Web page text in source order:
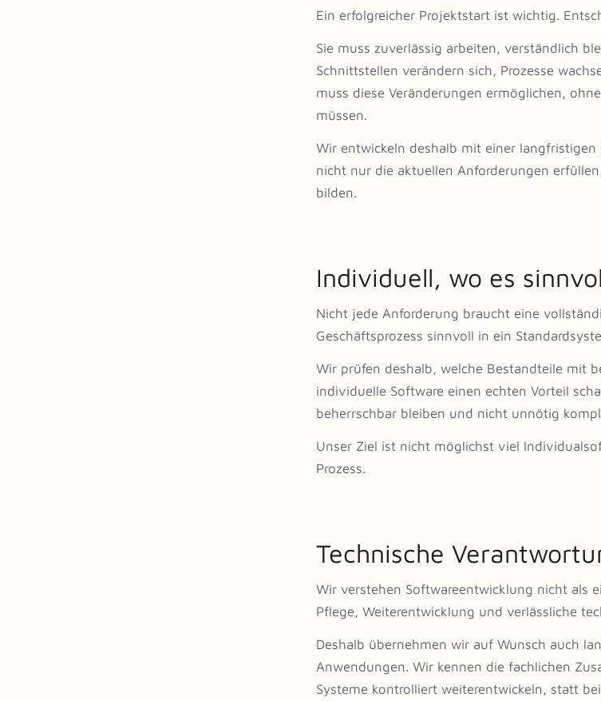
Ein erfolgreicher Projektstart ist wichtig.
Sie muss zuverlässig arbeiten, verständlich
Schnittstellen verändern sich, Prozesse
muss diese Veränderungen ermöglichen,
müssen.
Wir entwickeln deshalb mit einer
nicht nur die aktuellen Anforderungen
bilden.
Individuell, wo es
Nicht jede Anforderung braucht eine
Geschäftsprozess sinnvoll in ein
Wir prüfen deshalb, welche Bestandteile mit
individuelle Software einen echten Vorteil
beherrschbar bleiben und nicht unnötig
Unser Ziel ist nicht möglichst viel
Prozess.
Technische
Wir verstehen Softwareentwicklung nicht als
Pflege, Weiterentwicklung und verlässliche
Deshalb übernehmen wir auf Wunsch auch
Anwendungen. Wir kennen die fachlichen
Systeme kontrolliert weiterentwickeln, statt